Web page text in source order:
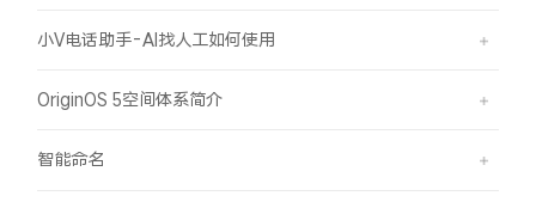
小V电话助手-AI找人工如何使用
OriginOS 5空间体系简介
智能命名